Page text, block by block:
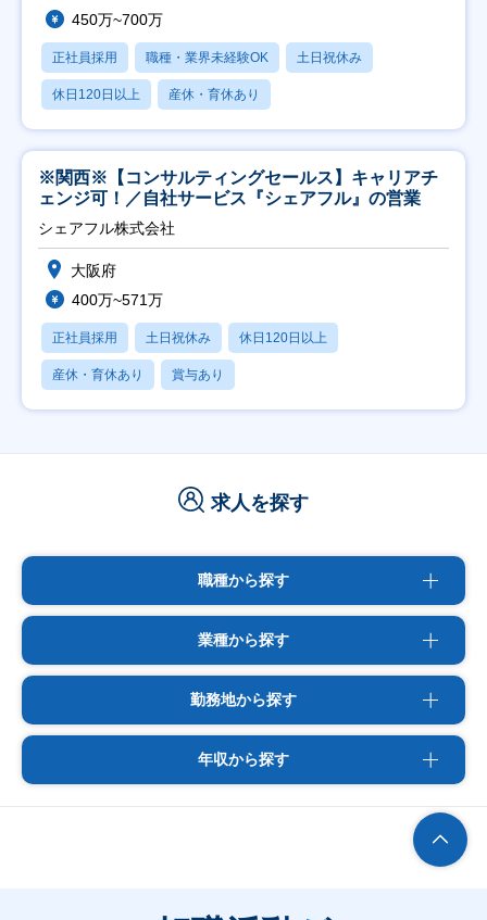
450万~700万
正社員採用 職種・業界未経験OK 土日祝休み
休日120日以上 産休・育休あり
※関西※【コンサルティングセールス】キャリアチ
ェンジ可！／自社サービス『シェアフル』の営業
シェアフル株式会社
大阪府
400万~571万
正社員採用 土日祝休み 休日120日以上
産休・育休あり 賞与あり
求人を探す
職種から探す
業種から探す
勤務地から探す
年収から探す